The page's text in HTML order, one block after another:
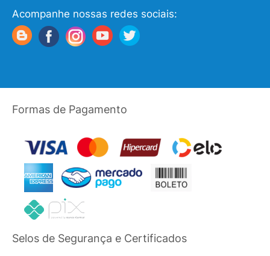
Acompanhe nossas redes sociais:
Formas de Pagamento
Selos de Segurança e Certificados